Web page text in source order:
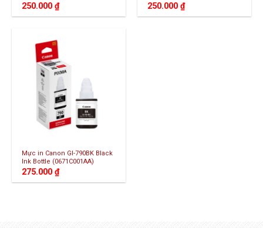
250.000₫ 250.000₫
Mực in Canon GI-790BK Black
Ink Bottle (0671C001AA)
275.000₫